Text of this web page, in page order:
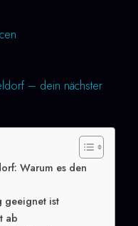
– dein nächster
Warum es den
geeignet ist
ab